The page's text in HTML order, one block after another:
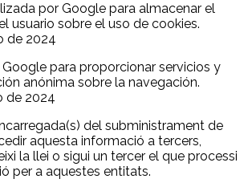
por Google para almacenar el
usuario sobre el uso de cookies.
de 2024
para proporcionar servicios y
anónima sobre la navegación.
de 2024
del subministrament de
aquesta informació a tercers,
la llei o sigui un tercer el que processi
per a aquestes entitats.